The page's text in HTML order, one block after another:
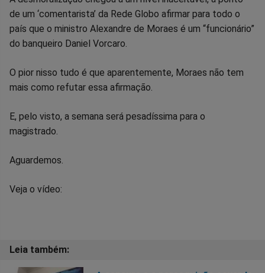
no
no
no
no
no
no
de um ‘comentarista’ da Rede Globo afirmar para todo o
país que o ministro Alexandre de Moraes é um “funcionário”
do banqueiro Daniel Vorcaro.
O pior nisso tudo é que aparentemente, Moraes não tem
mais como refutar essa afirmação.
E, pelo visto, a semana será pesadíssima para o
magistrado.
Aguardemos.
Veja o vídeo: